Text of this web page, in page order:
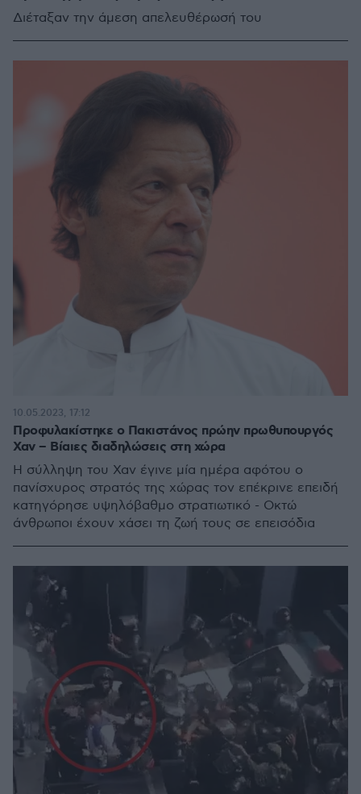
Διέταξαν την άμεση απελευθέρωσή του
Προφυλακίστηκε ο Πακιστάνος πρώην πρωθυπουργός
Χαν – Βίαιες διαδηλώσεις στη χώρα
Η σύλληψη του Χαν έγινε μία ημέρα αφότου ο
πανίσχυρος στρατός της χώρας τον επέκρινε επειδή
κατηγόρησε υψηλόβαθμο στρατιωτικό - Οκτώ
άνθρωποι έχουν χάσει τη ζωή τους σε επεισόδια
10.05.2023, 17:12